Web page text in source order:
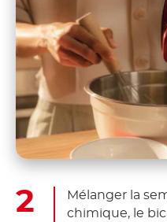
Mélanger la
chimique, le